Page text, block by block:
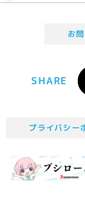
お
SHARE
プライバシー